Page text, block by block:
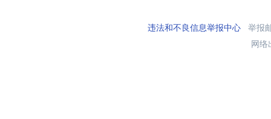
违法和不良信息举报中心举报
网